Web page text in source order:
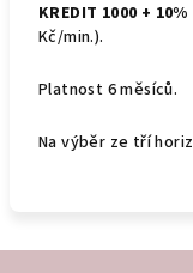
KREDIT 1000 +
Kč/min.).
Platnost 6 měsíců.
Na výběr ze tří